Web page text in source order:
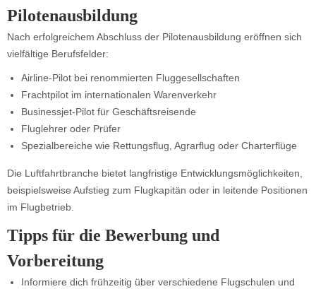
Pilotenausbildung
Nach erfolgreichem Abschluss der Pilotenausbildung eröffnen sich
vielfältige Berufsfelder:
Airline-Pilot bei renommierten Fluggesellschaften
Frachtpilot im internationalen Warenverkehr
Businessjet-Pilot für Geschäftsreisende
Fluglehrer oder Prüfer
Spezialbereiche wie Rettungsflug, Agrarflug oder Charterflüge
Die Luftfahrtbranche bietet langfristige Entwicklungsmöglichkeiten,
beispielsweise Aufstieg zum Flugkapitän oder in leitende Positionen
im Flugbetrieb.
Tipps für die Bewerbung und
Vorbereitung
Informiere dich frühzeitig über verschiedene Flugschulen und